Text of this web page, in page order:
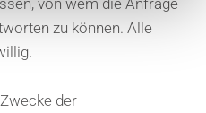
von wem die Anfrage
zu können. Alle
der